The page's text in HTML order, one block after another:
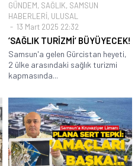
GÜNDEM, SAĞLIK, SAMSUN
HABERLERİ, ULUSAL
13 Mart 2025 22:32
‘SAĞLIK TURİZMİ’ BÜYÜYECEK!
Samsun'a gelen Gürcistan heyeti,
2 ülke arasındaki sağlık turizmi
kapmasında...